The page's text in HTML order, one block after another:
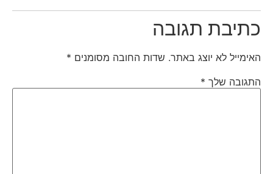
כתיבת תגובה
האימייל לא יוצג באתר. שדות החובה מסומנים*
התגובה שלך*